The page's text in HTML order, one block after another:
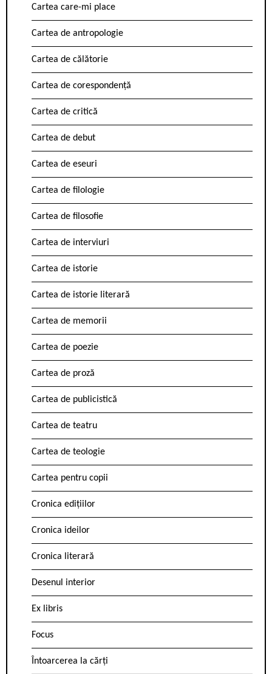
Cartea care-mi place
Cartea de antropologie
Cartea de călătorie
Cartea de corespondență
Cartea de critică
Cartea de debut
Cartea de eseuri
Cartea de filologie
Cartea de filosofie
Cartea de interviuri
Cartea de istorie
Cartea de istorie literară
Cartea de memorii
Cartea de poezie
Cartea de proză
Cartea de publicistică
Cartea de teatru
Cartea de teologie
Cartea pentru copii
Cronica edițiilor
Cronica ideilor
Cronica literară
Desenul interior
Ex libris
Focus
Întoarcerea la cărți